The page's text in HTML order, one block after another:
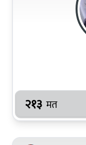
२१३ मत